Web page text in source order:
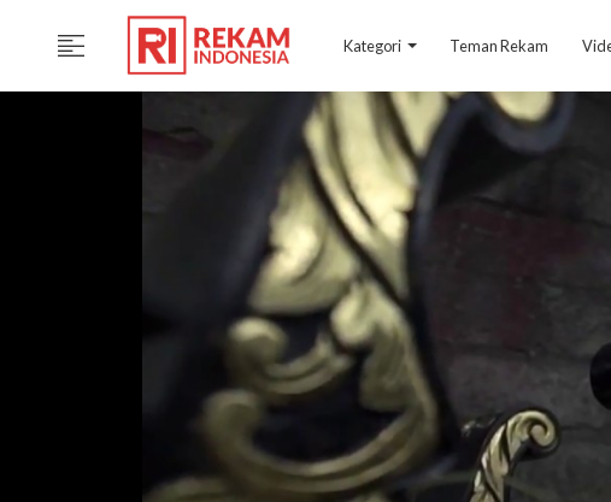
Kategori Teman Rekam